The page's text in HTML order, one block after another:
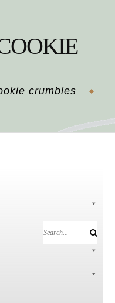
crumbles
Search
Search